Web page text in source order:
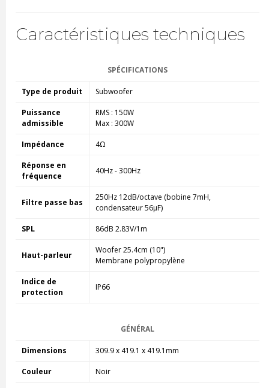
Caractéristiques techniques
SPÉCIFICATIONS
Type de produit Subwoofer
Puissance
admissible
RMS : 150W
Max : 300W
Impédance 4Ω
Réponse en
fréquence
40Hz - 300Hz
Filtre passe bas
250Hz 12dB/octave (bobine 7mH,
condensateur 56µF)
SPL 86dB 2.83V/1m
Haut-parleur
Woofer 25.4cm (10")
Membrane polypropylène
Indice de
protection
IP66
GÉNÉRAL
Dimensions 309.9 x 419.1 x 419.1mm
Couleur Noir